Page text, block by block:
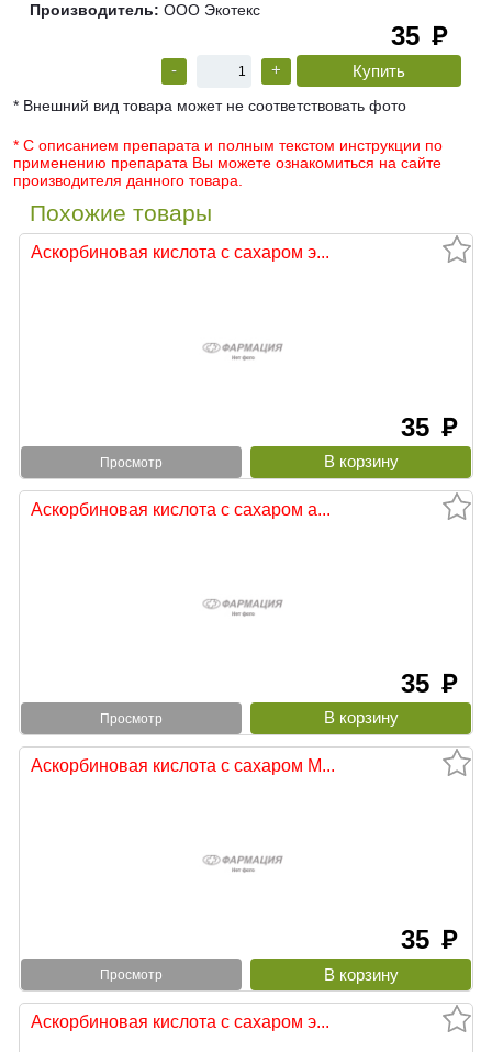
Производитель: ООО Экотекс
35 руб
- +
* Внешний вид товара может не соответствовать фото
* С описанием препарата и полным текстом инструкции по
применению препарата Вы можете ознакомиться на сайте
производителя данного товара.
Похожие товары
Аскорбиновая кислота с сахаром э...
35 руб
Просмотр
Аскорбиновая кислота с сахаром а...
35 руб
Просмотр
Аскорбиновая кислота с сахаром М...
35 руб
Просмотр
Аскорбиновая кислота с сахаром э...